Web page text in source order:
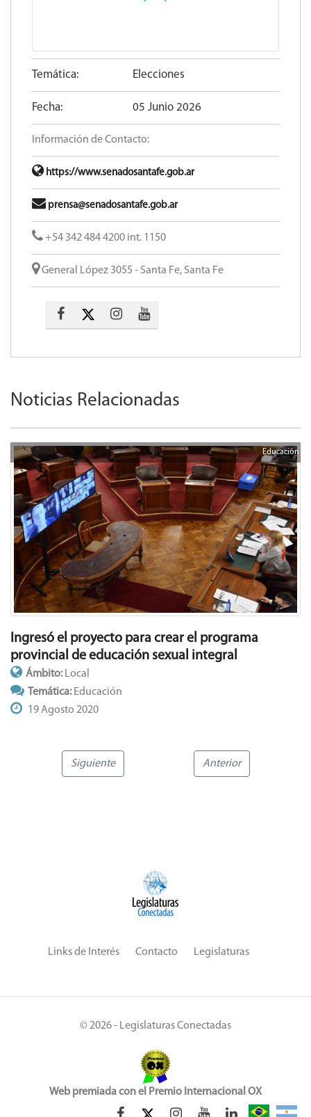
Temática: Elecciones
Fecha: 05 Junio 2026
Información de Contacto:
https://www.senadosantafe.gob.ar
prensa@senadosantafe.gob.ar
+54 342 484 4200 int. 1150
General López 3055 - Santa Fe, Santa Fe
Noticias Relacionadas
Educación
Ingresó el proyecto para crear el programa
provincial de educación sexual integral
Ámbito: Local
Temática: Educación
19 Agosto 2020
Siguiente Anterior
Links de Interés Contacto Legislaturas
© 2026 - Legislaturas Conectadas
Web premiada con el Premio Internacional OX